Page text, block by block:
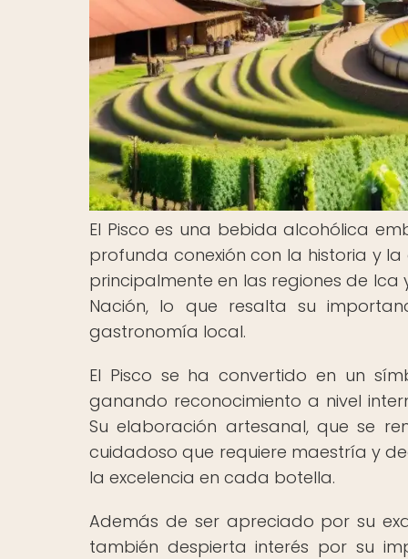
El Pisco es una bebida alcohólica
profunda conexión con la historia y
principalmente en las regiones de
Nación, lo que resalta su
gastronomía local.
El Pisco se ha convertido en un
ganando reconocimiento a nivel
Su elaboración artesanal, que se
cuidadoso que requiere maestría y
la excelencia en cada botella.
Además de ser apreciado por su
también despierta interés por su